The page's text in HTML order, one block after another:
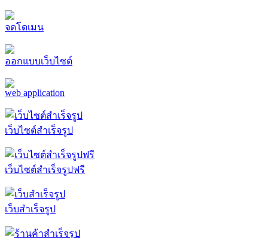
จดโดเมน
ออกแบบเว็บไซต์
web application
เว็บไซต์สำเร็จรูป
เว็บไซต์สำเร็จรูปฟรี
เว็บสำเร็จรูป